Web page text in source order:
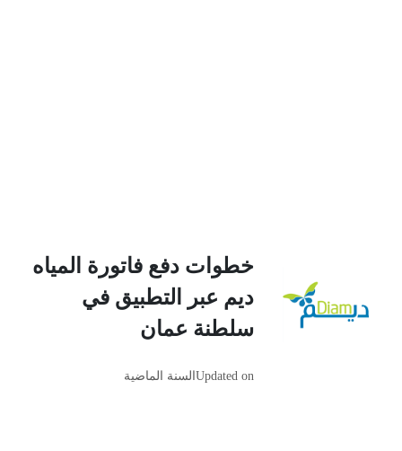
خطوات دفع فاتورة المياه
ديم عبر التطبيق في
سلطنة عمان
Updated onالسنة الماضية